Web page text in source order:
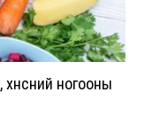
ногооны